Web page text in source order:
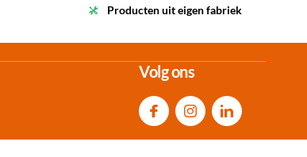
Producten uit eigen fabriek
Volg ons